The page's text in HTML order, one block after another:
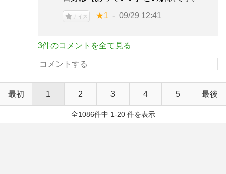
ナイス ★1 09/29 12:41
3件のコメントを全て見る
最初 1 2 3 4 5 最後
全1086件中 1-20 件を表示